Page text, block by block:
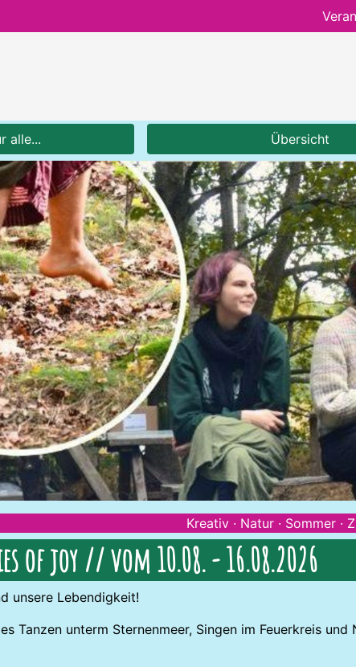
alle... Übersicht
Kreativ · Natur · Sommer ·
of joy // vom 10.08. - 16.08.2026
unsere Lebendigkeit!
Tanzen unterm Sternenmeer, Singen im Feuerkreis und